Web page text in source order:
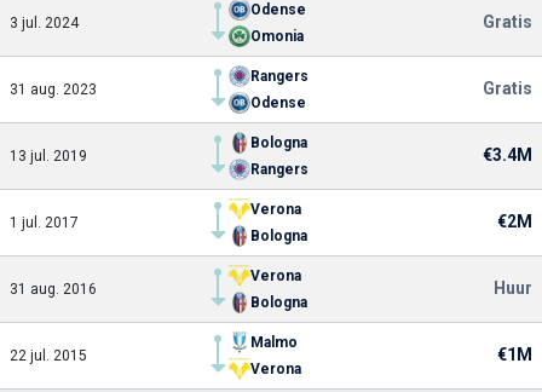
3 jul. 2024
Odense
Omonia
Gratis
31 aug. 2023
Rangers
Odense
Gratis
13 jul. 2019
Bologna
Rangers
€3.4M
1 jul. 2017
Verona
Bologna
€2M
31 aug. 2016
Verona
Bologna
Huur
22 jul. 2015
Malmo
Verona
€1M